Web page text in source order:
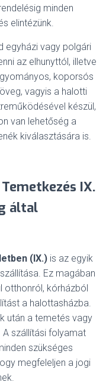
minden
elintézünk.
egyházi vagy polgári
az elhunyttól, illetve
koporsós
vagyis a halotti
készül,
van lehetőség a
kiválasztására is.
IX.
által
(IX.)is az egyik
Ez magában
otthonról, kórházból
a halottasházba.
után a temetés vagy
A szállítási folyamat
szükséges
megfeleljen a jogi